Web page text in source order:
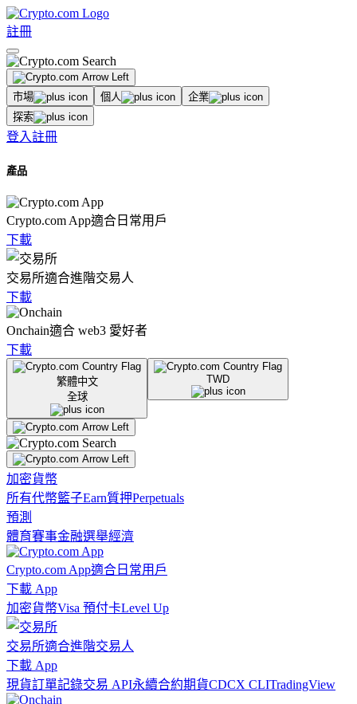
註冊
市場 個人
企業
探索
登入註冊
產品
Crypto.com App適合日常用戶
下載
交易所適合進階交易人
下載
Onchain適合 web3 愛好者
下載
繁體中文
全球
TWD
加密貨幣
所有代幣籃子Earn質押Perpetuals
預測
體育賽事金融選舉經濟
Crypto.com App適合日常用戶
下載 App
加密貨幣Visa 預付卡Level Up
交易所適合進階交易人
下載 App
現貨訂單記錄交易 API永續合約期貨CDCX CLITradingView